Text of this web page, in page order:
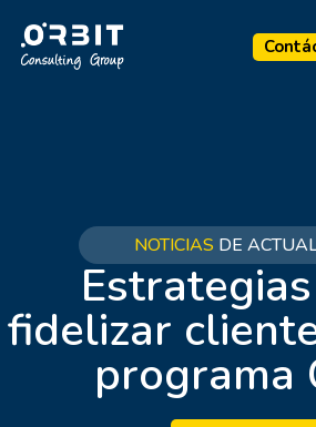
NOTICIAS DE
fidelizar
programa